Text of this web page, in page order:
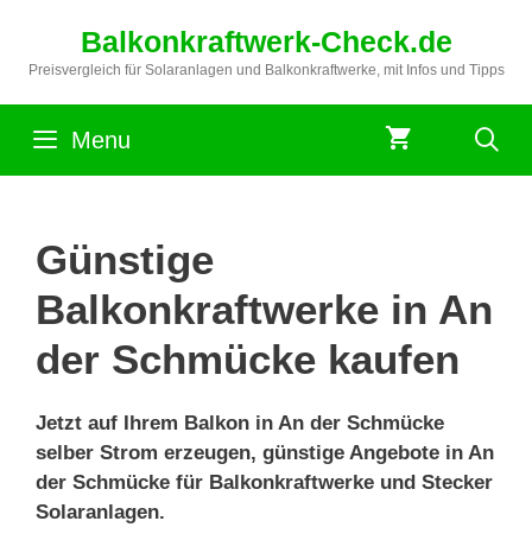
springen
Balkonkraftwerk-Check.de
Preisvergleich für Solaranlagen und Balkonkraftwerke, mit Infos und Tipps
Menu
Günstige
Balkonkraftwerke in An
der Schmücke kaufen
Jetzt auf Ihrem Balkon in An der Schmücke
selber Strom erzeugen, günstige Angebote in An
der Schmücke für Balkonkraftwerke und Stecker
Solaranlagen.